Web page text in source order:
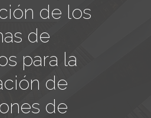
de los
de
para la
de
de